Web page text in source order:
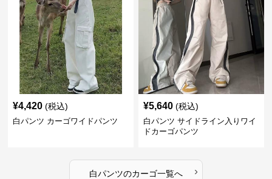
¥4,420 (税込)
白パンツ カーゴワイドパンツ
¥5,640 (税込)
白パンツ サイドライン入りワイ
ドカーゴパンツ
白パンツのカーゴ一覧へ ›